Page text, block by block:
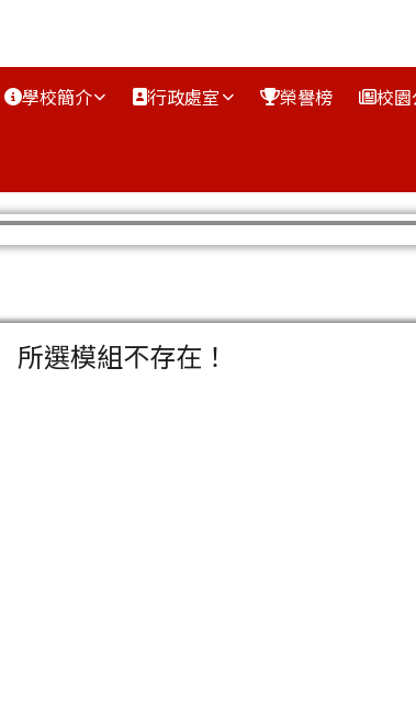
學校簡介 行政處室 榮譽榜 校
主內容區域
所選模組不存在！